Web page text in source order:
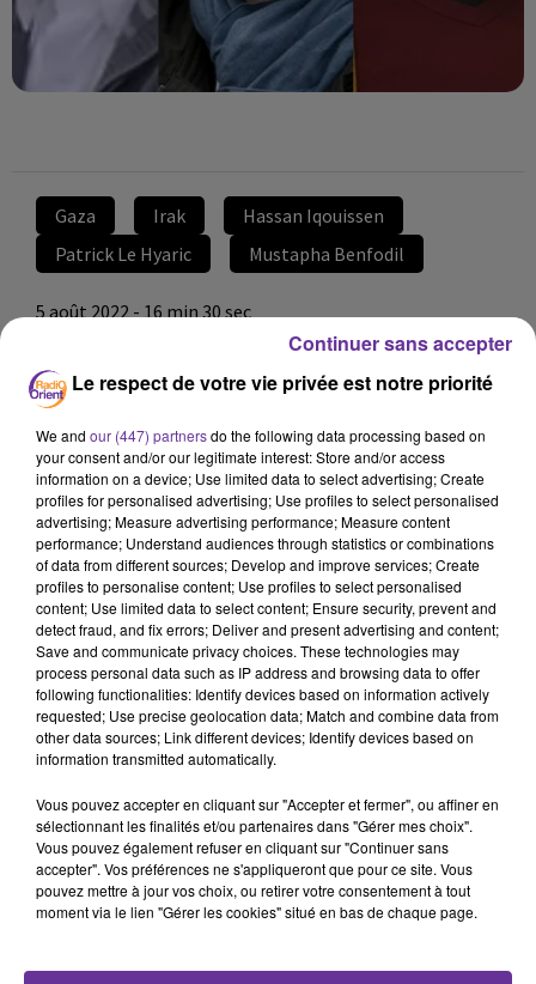
Gaza Irak
Hassan Iqouissen
Patrick Le Hyaric
Mustapha Benfodil
5 août 2022 - 16 min 30 sec
LE JOURNAL EN LANGUE FRANÇAISE DU SOIR
DU 5/08/22
JOURNAL EN LANGUE FRANÇAISE
Journal présenté par Loïc Barrière
Gaza a subi des frappes israéliennes ce vendredi. Il y
a au moins 1 mort et 15 blessés. Le territoire
palestinien a été fermé par l’armée israélienne qui
redoute des représailles après l’arrestation d’un
chef du Djihad islamique.
Le président Erdogan à Sotchi pour une rencontre
avec Vladimir Poutine. L’économie, l’Ukraine et la
Syrie au menu de leurs entretiens.
Une démonstration de force des partisans de
Moqtada Sadr à Bagdad. Ils réclament des élections
Le respect de votre vie privée est notre priorité
We and our (447) partnersdo the following data processing based on
your consent and/or our legitimate interest: Store and/or access
information on a device; Use limited data to select advertising; Create
profiles for personalised advertising; Use profiles to select personalised
advertising; Measure advertising performance; Measure content
performance; Understand audiences through statistics or combinations
of data from different sources; Develop and improve services; Create
profiles to personalise content; Use profiles to select personalised
content; Use limited data to select content; Ensure security, prevent and
detect fraud, and fix errors; Deliver and present advertising and content;
Save and communicate privacy choices. These technologies may
process personal data such as IP address and browsing data to offer
following functionalities: Identify devices based on information actively
requested; Use precise geolocation data; Match and combine data from
other data sources; Link different devices; Identify devices based on
information transmitted automatically.
Vous pouvez accepter en cliquant sur "Accepter et fermer", ou affiner en
sélectionnant les finalités et/ou partenaires dans "Gérer mes choix".
Vous pouvez également refuser en cliquant sur "Continuer sans
accepter". Vos préférences ne s'appliqueront que pour ce site. Vous
pouvez mettre à jour vos choix, ou retirer votre consentement à tout
moment via le lien "Gérer les cookies" situé en bas de chaque page.
Continuer sans accepter